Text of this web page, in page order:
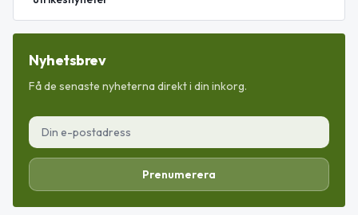
Nyhetsbrev
Få de senaste nyheterna direkt i din inkorg.
Prenumerera